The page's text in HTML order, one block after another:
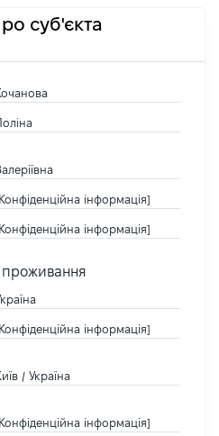
суб'єкта
інформація]
інформація]
проживання
інформація]
/ Україна
інформація]